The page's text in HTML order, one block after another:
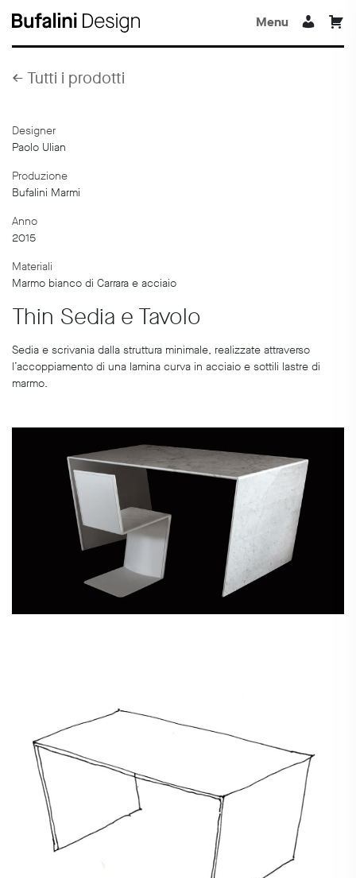
Menu
←Tutti i prodotti
Designer
Paolo Ulian
Produzione
Bufalini Marmi
Anno
2015
Materiali
Marmo bianco di Carrara e acciaio
Thin Sedia e Tavolo
Sedia e scrivania dalla struttura minimale, realizzate attraverso
l’accoppiamento di una lamina curva in acciaio e sottili lastre di
marmo.